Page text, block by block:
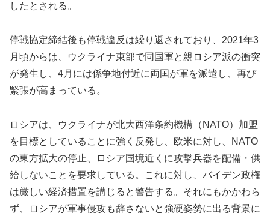
したとされる。
停戦協定締結後も停戦違反は繰り返されており、2021年3
月頃からは、ウクライナ東部で同国軍と親ロシア派の衝突
が発生し、4月には係争地付近に両国が軍を派遣し、再び
緊張が高まっている。
ロシアは、ウクライナが北大西洋条約機構（NATO）加盟
を目標としていることに強く反発し、欧米に対し、NATO
の東方拡大の停止、ロシア国境近くに攻撃兵器を配備・供
給しないことを要求している。これに対し、バイデン政権
は厳しい経済措置を講じると警告する。それにもかかわら
ず、ロシアが軍事侵攻も辞さないと強硬姿勢に出る背景に